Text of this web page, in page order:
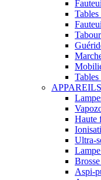
Tables
Tables
Haute
Ultra-
Aspi-